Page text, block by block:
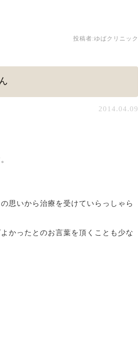
投稿者: ゆばクリニック
2014.04.09
思いから治療を受けていらっしゃら
かったとのお言葉を頂くことも少な